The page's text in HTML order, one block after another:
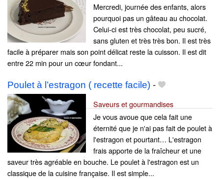
Mercredi, journée des enfants, alors
pourquoi pas un gâteau au chocolat.
Celui-ci est très chocolat, peu sucré,
sans gluten et très très bon. Il est très
facile à préparer mais son point délicat reste la cuisson. Il est dit
entre 22 min pour un cœur fondant...
Poulet à l’estragon ( recette facile) -
Saveurs et gourmandises
Je vous avoue que cela fait une
éternité que je n'ai pas fait de poulet à
l'estragon et pourtant… L'estragon
frais apporte de la fraîcheur et une
saveur très agréable en bouche. Le poulet à l'estragon est un
classique de la cuisine française. Il est simple...